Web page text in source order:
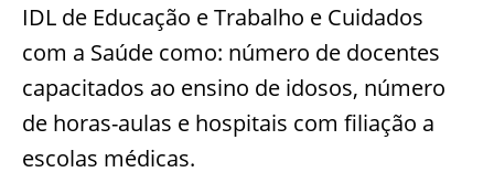
IDL de Educação e Trabalho e Cuidados
com a Saúde como: número de docentes
capacitados ao ensino de idosos, número
de horas-aulas e hospitais com filiação a
escolas médicas.